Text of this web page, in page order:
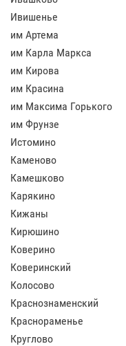
Ивишенье
им Артема
им Карла Маркса
им Кирова
им Красина
им Максима Горького
им Фрунзе
Истомино
Каменово
Камешково
Карякино
Кижаны
Кирюшино
Коверино
Коверинский
Колосово
Краснознаменский
Краснораменье
Круглово